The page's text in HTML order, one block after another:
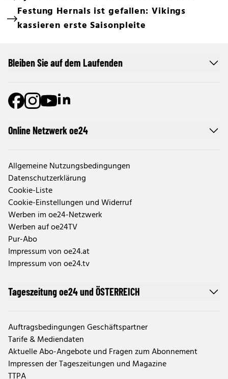
Festung Hernals ist gefallen: Vikings
kassieren erste Saisonpleite
Online Netzwerk oe24
Allgemeine Nutzungsbedingungen
Datenschutzerklärung
Cookie-Liste
Cookie-Einstellungen und Widerruf
Werben im oe24-Netzwerk
Werben auf oe24TV
Pur-Abo
Impressum von oe24.at
Impressum von oe24.tv
Tageszeitung oe24 und ÖSTERREICH
Auftragsbedingungen Geschäftspartner
Tarife & Mediendaten
Aktuelle Abo-Angebote und Fragen zum Abonnement
Impressen der Tageszeitungen und Magazine
Bleiben Sie auf dem Laufenden